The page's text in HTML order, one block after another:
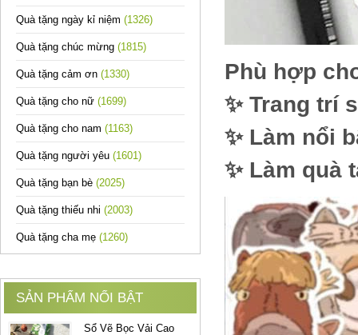
Quà tặng ngày kỉ niệm (1326)
Quà tặng chúc mừng (1815)
Quà tặng cảm ơn (1330)
Quà tặng cho nữ (1699)
Quà tặng cho nam (1163)
Quà tặng người yêu (1601)
Quà tặng bạn bè (2025)
Quà tặng thiếu nhi (2003)
Quà tặng cha mẹ (1260)
SẢN PHẨM NỔI BẬT
Sổ Vẽ Bọc Vải Cao
Phù hợp
✨ Trang trí
✨ Làm nổi
✨ Làm quà